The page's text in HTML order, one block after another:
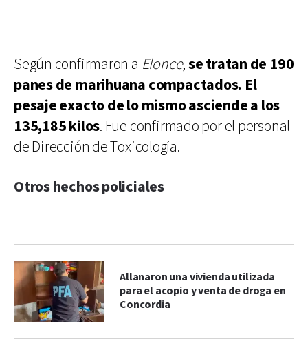
Según confirmaron a Elonce,se tratan de 190
panes de marihuana compactados. El
pesaje exacto de lo mismo asciende a los
135,185 kilos. Fue confirmado por el personal
de Dirección de Toxicología.
Otros hechos policiales
Allanaron una vivienda utilizada
para el acopio y venta de droga en
Concordia